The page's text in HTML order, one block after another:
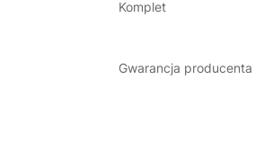
Komplet
Gwarancja producenta